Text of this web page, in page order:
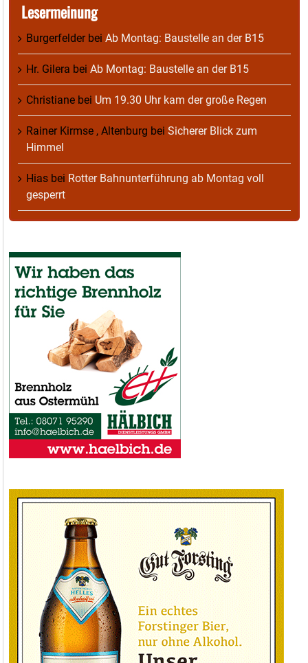
Lesermeinung
Burgerfelderbei Ab Montag: Baustelle an der B15
Hr. Gilera bei Ab Montag: Baustelle an der B15
Christiane bei Um 19.30 Uhr kam der große Regen
Rainer Kirmse , Altenburg bei Sicherer Blick zum
Himmel
Hias bei Rotter Bahnunterführung ab Montag voll
gesperrt